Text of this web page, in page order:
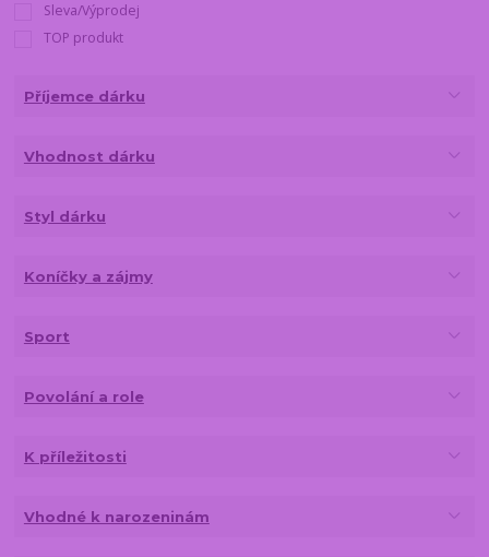
Sleva/Výprodej
TOP produkt
Příjemce dárku
Vhodnost dárku
Styl dárku
Koníčky a zájmy
Sport
Povolání a role
K příležitosti
Vhodné k narozeninám